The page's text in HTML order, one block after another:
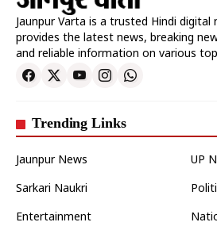
Jaunpur Varta is a trusted Hindi
provides the latest news, breaking
and reliable information on various
Trending Links
Jaunpur News
UP
Sarkari Naukri
Entertainment